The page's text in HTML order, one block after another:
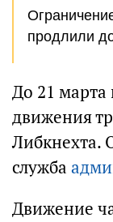
продлили
До 21 марта
движения
Либкнехта.
служба
Движение